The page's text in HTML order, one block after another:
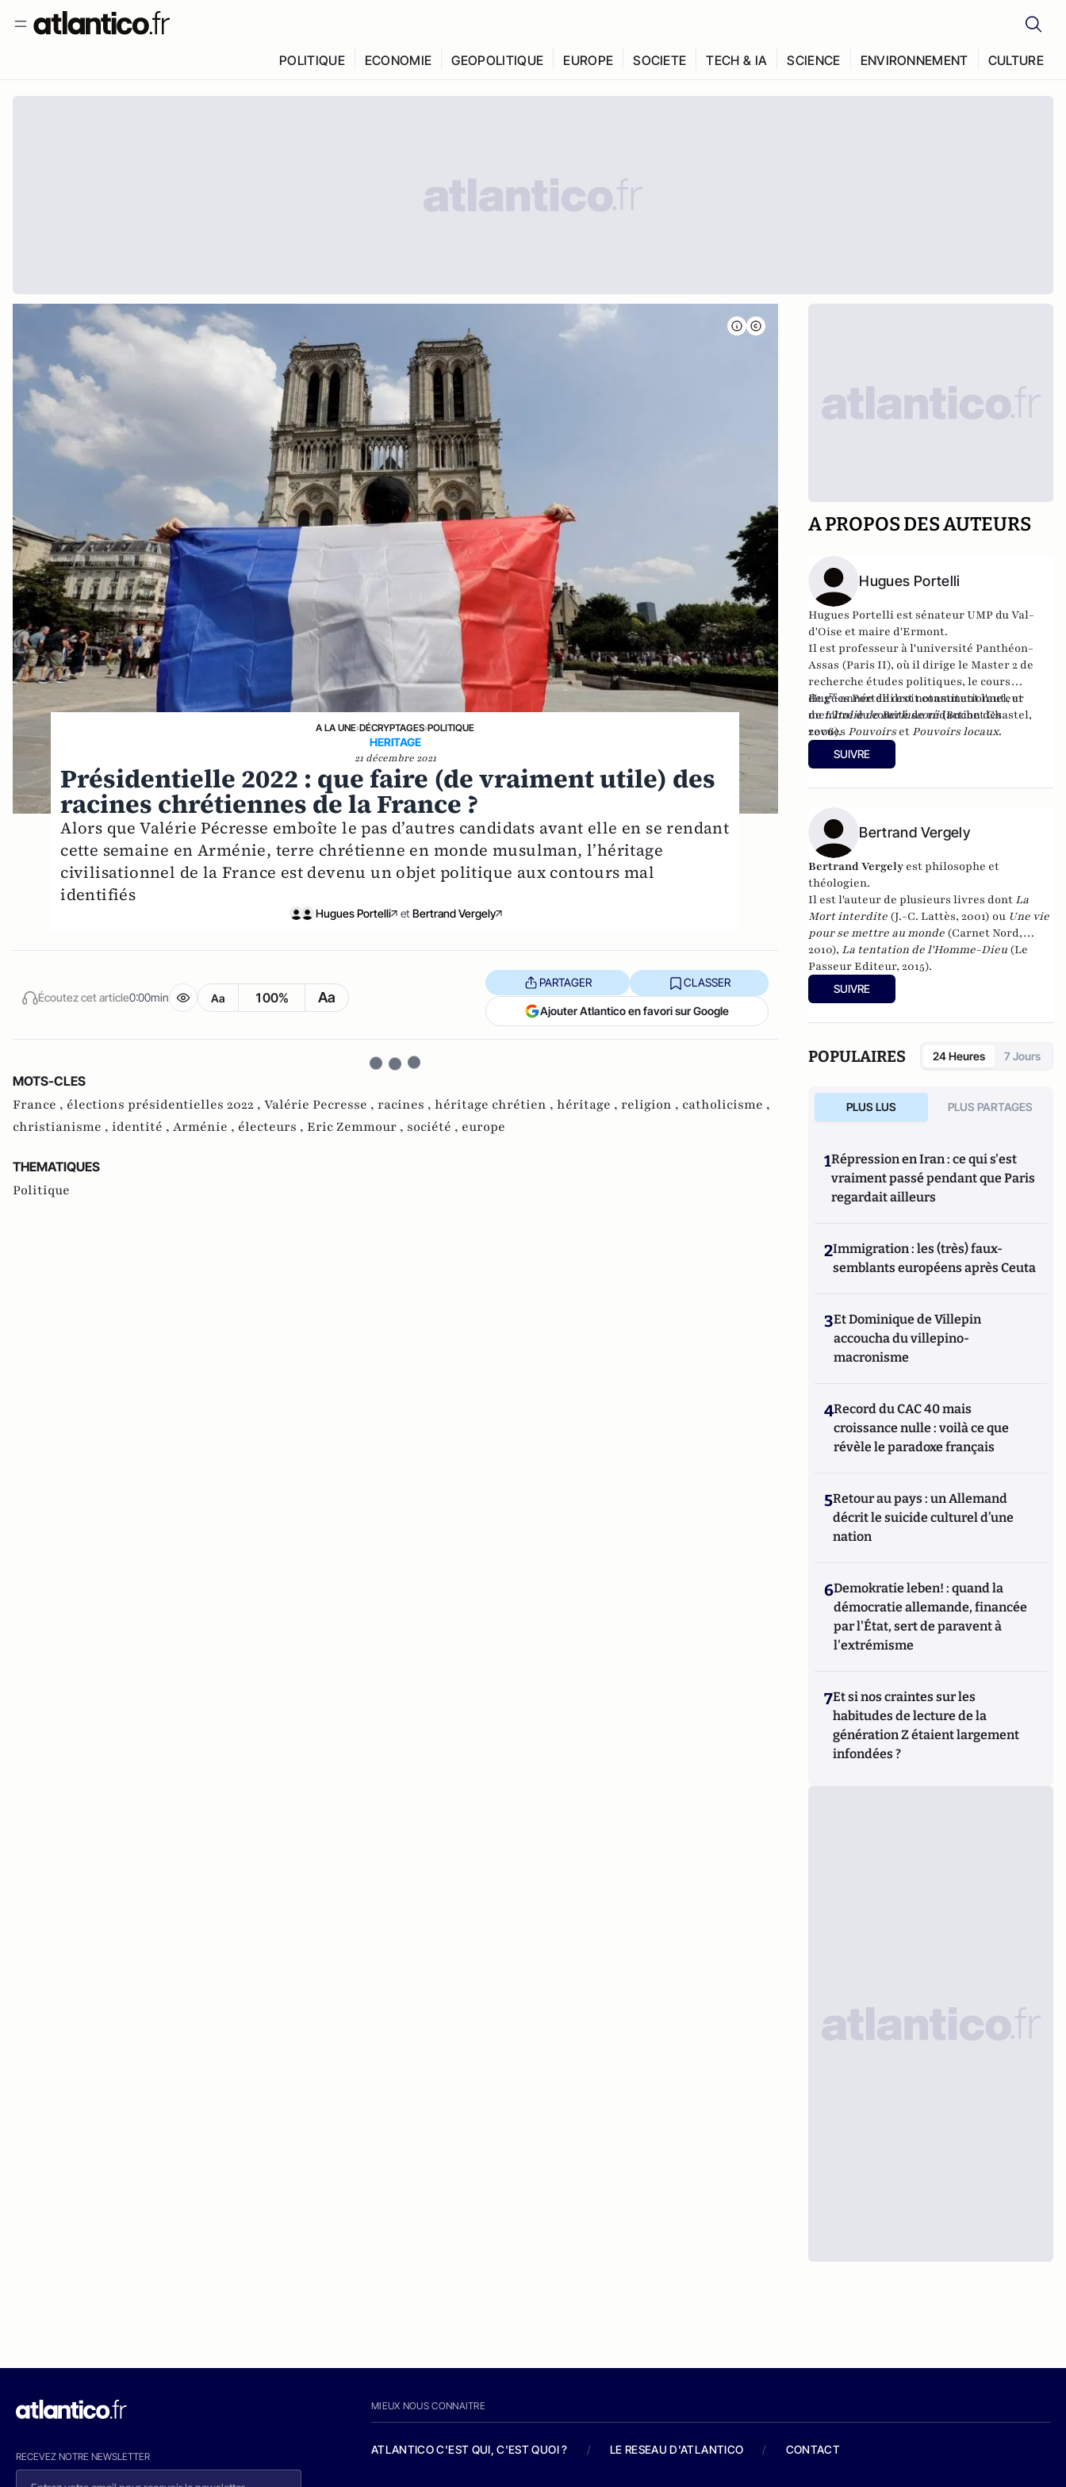
POLITIQUE ECONOMIE GEOPOLITIQUE EUROPE SOCIETE TECH & IA SCIENCE ENVIRONNEMENT CULTURE
A LA UNE›DÉCRYPTAGES›POLITIQUE
HERITAGE
21 décembre 2021
Présidentielle 2022 : que faire (de vraiment utile) des
racines chrétiennes de la France ?
Alors que Valérie Pécresse emboîte le pas d’autres candidats avant elle en se rendant
cette semaine en Arménie, terre chrétienne en monde musulman, l’héritage
civilisationnel de la France est devenu un objet politique aux contours mal
identifiés
Hugues Portelli et Bertrand Vergely
Écoutez cet article0:00min Aa 100% Aa
PARTAGER CLASSER
Ajouter Atlantico en favori sur Google
MOTS-CLES
France , élections présidentielles 2022 , Valérie Pecresse , racines , héritage chrétien , héritage , religion , catholicisme ,
christianisme , identité , Arménie , électeurs , Eric Zemmour , société , europe
THEMATIQUES
Politique
A PROPOS DES AUTEURS
Hugues Portelli
Hugues Portelli est sénateur UMP duVal-
d'Oise et maire d'Ermont.
Il estprofesseur à l'université Panthéon-
Assas (Paris II), où il dirige le Master 2 de
recherche études politiques, le cours
de1reannée dedroit constitutionnel, et
membre ducomité de rédactiondes
revues Pouvoirset Pouvoirs locaux.
Hugues Portelliest notamment l'auteur
deL'Italie de Berlusconi(Buchet Chastel,
2006).
SUIVRE
Bertrand Vergely
Bertrand Vergely est philosophe et
théologien.
Il est l'auteur de plusieurs livres dont La
Mort interdite (J.-C. Lattès, 2001) ou Une vie
pour se mettre au monde (Carnet Nord,
2010), La tentation de l'Homme-Dieu (Le
Passeur Editeur, 2015).
SUIVRE
POPULAIRES 24 Heures 7 Jours
PLUS LUS PLUS PARTAGES
1Répression en Iran : ce qui s'est
vraiment passé pendant que Paris
regardait ailleurs
2Immigration : les (très) faux-
semblants européens après Ceuta
3Et Dominique de Villepin
accoucha du villepino-
macronisme
4Record du CAC 40 mais
croissance nulle : voilà ce que
révèle le paradoxe français
5Retour au pays : un Allemand
décrit le suicide culturel d’une
nation
6Demokratie leben! : quand la
démocratie allemande, financée
par l'État, sert de paravent à
l'extrémisme
7Et si nos craintes sur les
habitudes de lecture de la
génération Z étaient largement
infondées ?
RECEVEZ NOTRE NEWSLETTER
MIEUX NOUS CONNAITRE
ATLANTICO C'EST QUI, C'EST QUOI ? / LE RESEAU D'ATLANTICO / CONTACT